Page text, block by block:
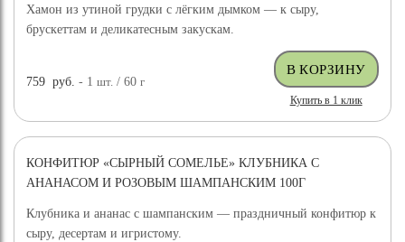
Хамон из утиной грудки с лёгким дымком — к сыру,
брускеттам и деликатесным закускам.
759 руб. - 1шт. / 60г
Купить в 1 клик
КОНФИТЮР «СЫРНЫЙ СОМЕЛЬЕ» КЛУБНИКА С
АНАНАСОМ И РОЗОВЫМ ШАМПАНСКИМ 100Г
Клубника и ананас с шампанским — праздничный конфитюр к
сыру, десертам и игристому.